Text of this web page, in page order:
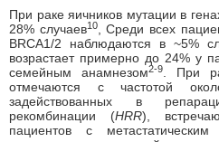
При раке яичников мутации в
28% случаев10, Среди всех
BRCA1/2 наблюдаются в ~5%
возрастает примерно до 24% у
семейным анамнезом2-9. При
отмечаются с частотой
задействованных в
рекомбинации (HRR),
пациентов с метастатическим